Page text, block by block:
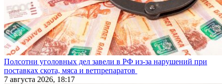
Полсотни уголовных дел завели в РФ из-за нарушений при
поставках скота, мяса и ветпрепаратов
7 августа 2026, 18:17